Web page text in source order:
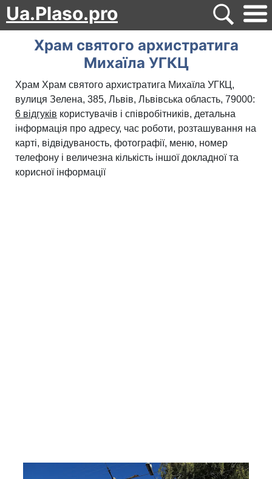
Ua.Plaso.pro
Храм святого архистратига
Михаїла УГКЦ
Храм Храм святого архистратига Михаїла УГКЦ,
вулиця Зелена, 385, Львів, Львівська область, 79000:
6 відгуків користувачів і співробітників, детальна
інформація про адресу, час роботи, розташування на
карті, відвідуваность, фотографії, меню, номер
телефону і величезна кількість іншої докладної та
корисної інформації